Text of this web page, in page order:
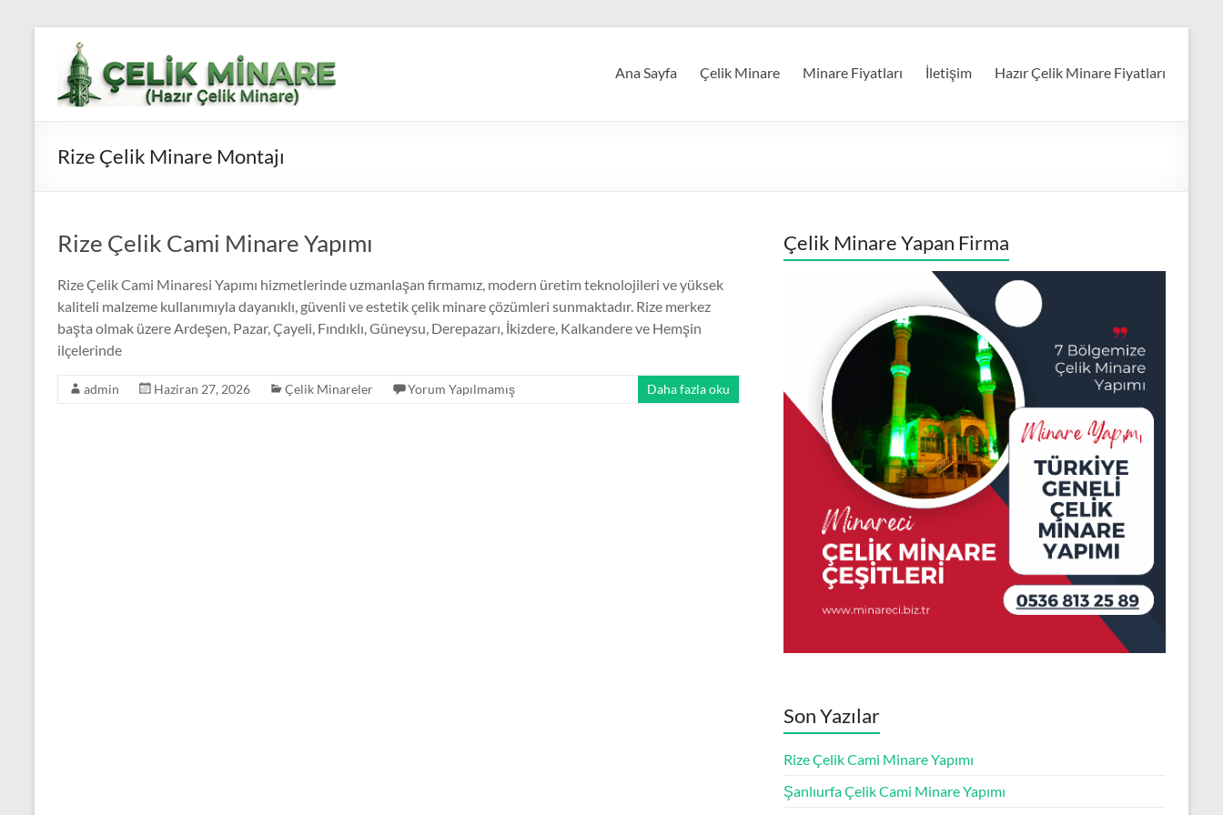
contentÇelik
Minare,
Minare
Çelik
Minare
Firması
Çelik
Minare,
Çelik
Ana Sayfa Çelik Minare Minare Fiyatları İletişim Hazır Çelik Minare Fiyatları
Rize Çelik Minare Montajı
Rize Çelik Cami Minare Yapımı
Rize Çelik Cami Minaresi Yapımı hizmetlerinde uzmanlaşan firmamız, modern üretim teknolojileri ve yüksek
kaliteli malzeme kullanımıyla dayanıklı, güvenli ve estetik çelik minare çözümleri sunmaktadır. Rize merkez
başta olmak üzere Ardeşen, Pazar, Çayeli, Fındıklı, Güneysu, Derepazarı, İkizdere, Kalkandere ve Hemşin
ilçelerinde
admin Haziran 27, 2026 Çelik Minareler Yorum Yapılmamış Daha fazla oku
Çelik Minare Yapan Firma
Son Yazılar
Rize Çelik Cami Minare Yapımı
Şanlıurfa Çelik Cami Minare Yapımı